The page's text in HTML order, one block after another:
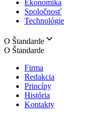
Ekonomika
Spoločnosť
Technológie
O Štandarde
O Štandarde
Firma
Redakcia
Princípy
História
Kontakty